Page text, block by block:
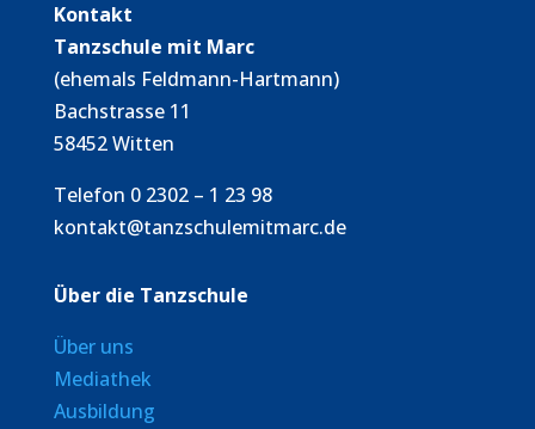
Kontakt
Tanzschule mit Marc
(ehemals Feldmann-Hartmann)
Bachstrasse 11
58452 Witten
Telefon 0 2302 – 1 23 98
kontakt@tanzschulemitmarc.de
Über die Tanzschule
Über uns
Mediathek
Ausbildung